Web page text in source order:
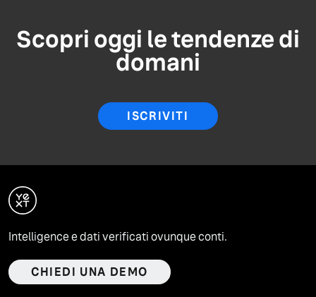
Scopri oggi le tendenze di
domani
ISCRIVITI
Intelligence e dati verificati ovunque conti.
CHIEDI UNA DEMO